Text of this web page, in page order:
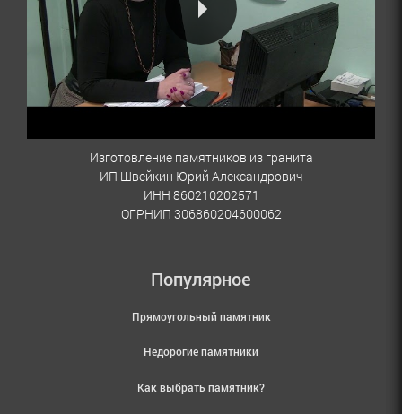
Изготовление памятников из гранита
ИП Швейкин Юрий Александрович
ИНН 860210202571
ОГРНИП 306860204600062
Популярное
Прямоугольный памятник
Недорогие памятники
Как выбрать памятник?